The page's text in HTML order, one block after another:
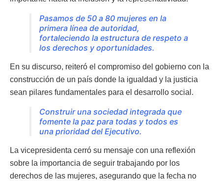
Pasamos de 50 a 80 mujeres en la
primera línea de autoridad,
fortaleciendo la estructura de respeto a
los derechos y oportunidades.
En su discurso, reiteró el compromiso del gobierno con la
construcción de un país donde la igualdad y la justicia
sean pilares fundamentales para el desarrollo social.
Construir una sociedad integrada que
fomente la paz para todas y todos es
una prioridad del Ejecutivo.
La vicepresidenta cerró su mensaje con una reflexión
sobre la importancia de seguir trabajando por los
derechos de las mujeres, asegurando que la fecha no